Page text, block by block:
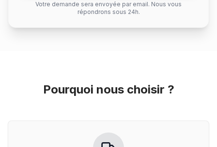
Votre demande sera envoyée par email. Nous vous
répondrons sous 24h.
Pourquoi nous choisir ?